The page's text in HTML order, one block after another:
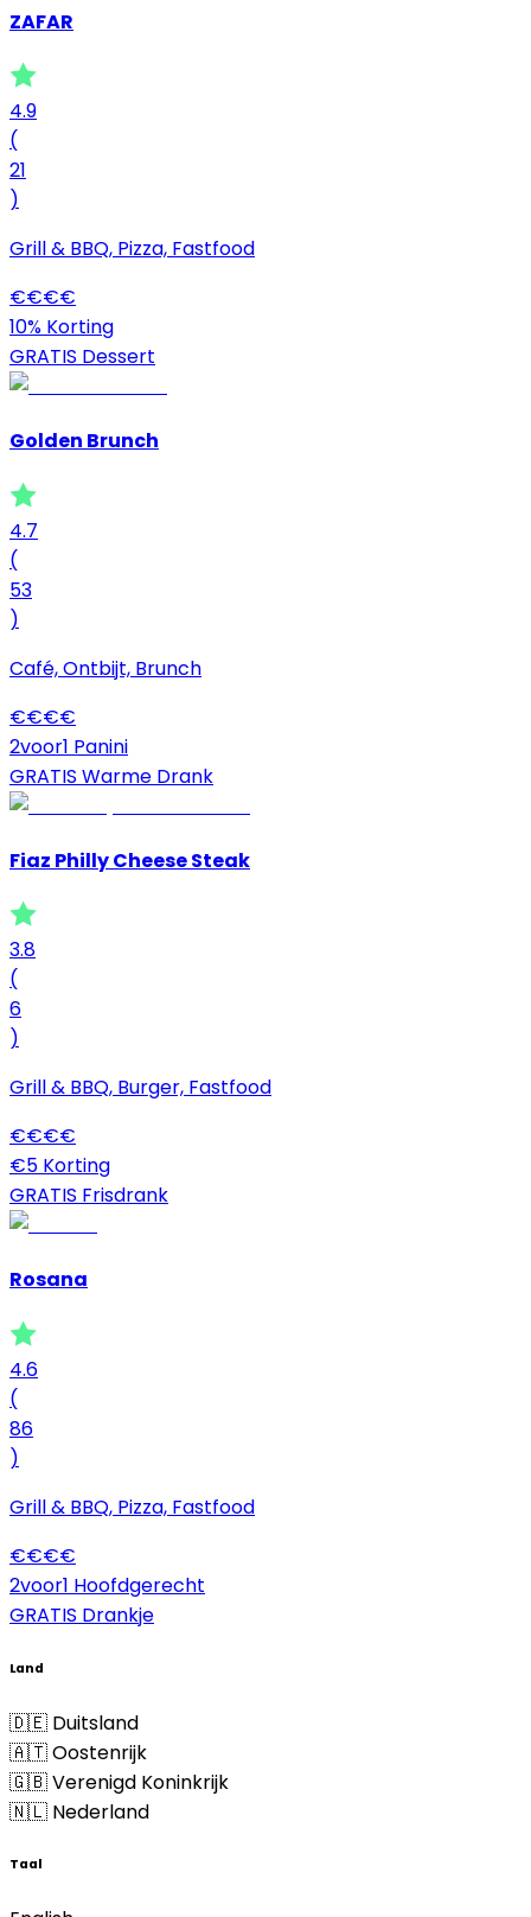
ZAFAR
4.9
(
21
)
Grill & BBQ, Pizza, Fastfood
€€€€
10% Korting
GRATIS Dessert
Golden Brunch
4.7
(
53
)
Café, Ontbijt, Brunch
€€€€
2voor1 Panini
GRATIS Warme Drank
Fiaz Philly Cheese Steak
3.8
(
6
)
Grill & BBQ, Burger, Fastfood
€€€€
€5 Korting
GRATIS Frisdrank
Rosana
4.6
(
86
)
Grill & BBQ, Pizza, Fastfood
€€€€
2voor1 Hoofdgerecht
GRATIS Drankje
Land
🇩🇪 Duitsland
🇦🇹 Oostenrijk
🇬🇧 Verenigd Koninkrijk
🇳🇱 Nederland
Taal